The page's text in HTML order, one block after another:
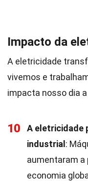
Impacto da
A eletricidade
vivemos e
impacta nosso dia a
10
A eletricidade
industrial :
aumentaram a
economia